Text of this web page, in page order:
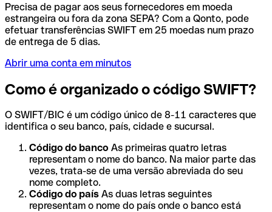
Precisa de pagar aos seus fornecedores em moeda
estrangeira ou fora da zona SEPA? Com a Qonto, pode
efetuar transferências SWIFT em 25 moedas num prazo
de entrega de 5 dias.
Abrir uma conta em minutos
Como é organizado o código SWIFT?
O SWIFT/BIC é um código único de 8-11 caracteres que
identifica o seu banco, país, cidade e sucursal.
Código do banco As primeiras quatro letras
representam o nome do banco. Na maior parte das
vezes, trata-se de uma versão abreviada do seu
nome completo.
Código do país As duas letras seguintes
representam o nome do país onde o banco está